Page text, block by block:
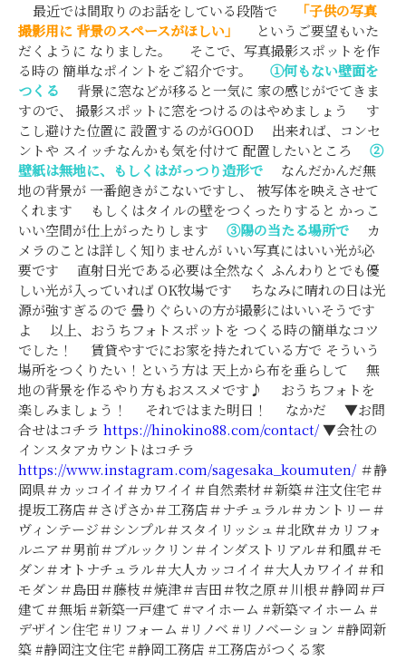
最近では間取りのお話をしている段階で
「子供の写真
撮影用に 背景のスペースがほしい」
というご要望もいた
だくように なりました。 そこで、写真撮影スポットを作
る時の 簡単なポイントをご紹介です。 ①何もない壁面を
つくる 背景に窓などが移ると一気に 家の感じがでてきま
すので、 撮影スポットに窓をつけるのはやめましょう す
こし避けた位置に 設置するのがGOOD 出来れば、コンセ
ントや スイッチなんかも気を付けて 配置したいところ ②
壁紙は無地に、もしくはがっつり造形で なんだかんだ無
地の背景が 一番飽きがこないですし、 被写体を映えさせて
くれます もしくはタイルの壁をつくったりすると かっこ
いい空間が仕上がったりします ③陽の当たる場所で カ
メラのことは詳しく知りませんが いい写真にはいい光が必
要です 直射日光である必要は全然なく ふんわりとでも優
しい光が入っていれば OK牧場です ちなみに晴れの日は光
源が強すぎるので 曇りぐらいの方が撮影にはいいそうです
よ 以上、おうちフォトスポットを つくる時の簡単なコツ
でした！ 賃貸やすでにお家を持たれている方で そういう
場所をつくりたい！という方は 天上から布を垂らして 無
地の背景を作るやり方もおススメです♪ おうちフォトを
楽しみましょう！ それではまた明日！ なかだ ▼お問
合せはコチラ https://hinokino88.com/contact/▼会社の
インスタアカウントはコチラ
https://www.instagram.com/sagesaka_koumuten/ ＃静
岡県＃カッコイイ＃カワイイ＃自然素材＃新築＃注文住宅＃
提坂工務店＃さげさか＃工務店＃ナチュラル＃カントリー＃
ヴィンテージ＃シンプル＃スタイリッシュ＃北欧＃カリフォ
ルニア＃男前＃ブルックリン＃インダストリアル＃和風＃モ
ダン＃オトナチュラル＃大人カッコイイ＃大人カワイイ＃和
モダン＃島田＃藤枝＃焼津＃吉田＃牧之原＃川根＃静岡＃戸
建て＃無垢 #新築一戸建て #マイホーム #新築マイホーム #
デザイン住宅 #リフォーム #リノベ #リノベーション #静岡新
築 #静岡注文住宅 #静岡工務店 #工務店がつくる家